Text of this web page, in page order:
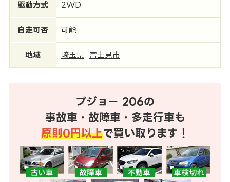
駆動方式 2WD
自走可否 可能
地域 埼玉県 富士見市
プジョー 206の
事故車・故障車・多走行車も
原則0円以上で買い取ります！